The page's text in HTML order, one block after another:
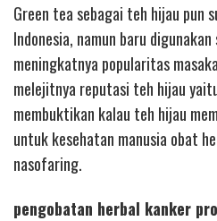
Green tea sebagai teh hijau pun
Indonesia, namun baru
meningkatnya popularitas
melejitnya reputasi teh hijau
membuktikan kalau teh hijau
untuk kesehatan manusia obat
nasofaring.
pengobatan herbal kanker